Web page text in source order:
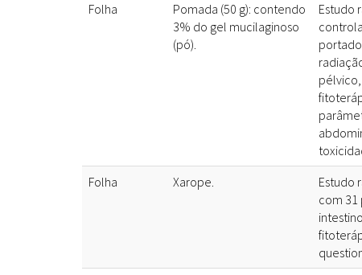
Folha
Pomada (50 g): contendo
3% do gel mucilaginoso
(pó).
Estudo
Folha Xarope.
Estudo
com